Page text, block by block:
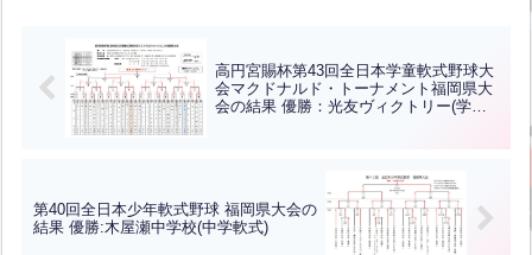
高円宮賜杯第43回全日本学童軟式野球大
会マクドナルド・トーナメント福岡県大
会の結果 優勝：光友ヴィクトリー(学童
第40回全日本少年軟式野球 福岡県大会の
結果 優勝:木屋瀬中学校(中学軟式)